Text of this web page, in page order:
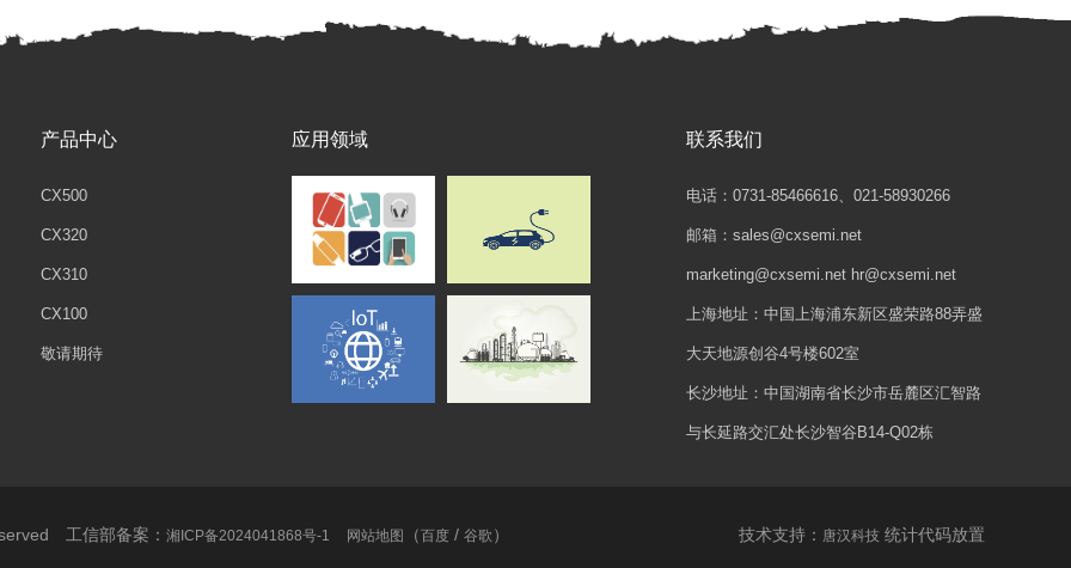
产品中心
CX500
CX320
CX310
CX100
敬请期待
应用领域 联系我们
电话：0731-85466616、021-58930266
邮箱：sales@cxsemi.net
marketing@cxsemi.net hr@cxsemi.net
上海地址：中国上海浦东新区盛荣路88弄盛
大天地源创谷4号楼602室
长沙地址：中国湖南省长沙市岳麓区汇智路
与长延路交汇处长沙智谷B14-Q02栋
工信部备案： 湘ICP备2024041868号-1 网站地图 （百度 / 谷歌 ） 技术支持： 唐汉科技 统计代码放置